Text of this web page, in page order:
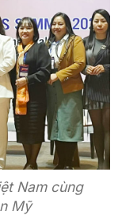
Nam cùng
Mỹ